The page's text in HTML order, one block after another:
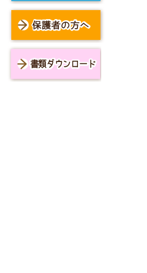
採用情報
保護者の方へ